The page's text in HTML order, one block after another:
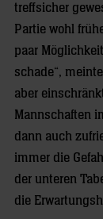
treffsicher
Partie wohl
paar
schade“,
aber
Mannschaften
dann auch
immer die
der unteren
die